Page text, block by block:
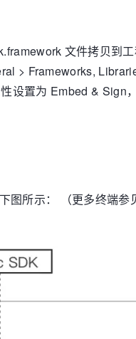
文件拷贝到工
> Frameworks,
置为 Embed & Sign
图所示： （更多终端参